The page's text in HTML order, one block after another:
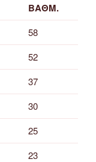
ΒΑΘΜ.
58
52
37
30
25
23